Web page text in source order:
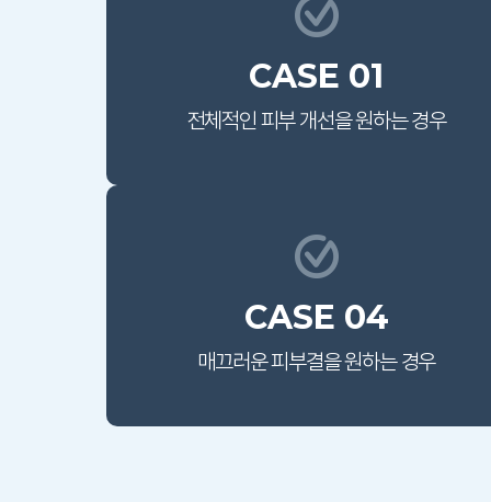
CASE 01
전체적인 피부 개선을원하는 경우
CASE 04
매끄러운 피부결을원하는 경우